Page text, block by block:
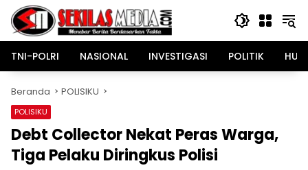
Langsung
konten
TNI-POLRI
NASIONAL INVESTIGASI POLITIK
Beranda POLISIKU
POLISIKU
Debt Collector Nekat Peras Warga,
Tiga Pelaku Diringkus Polisi